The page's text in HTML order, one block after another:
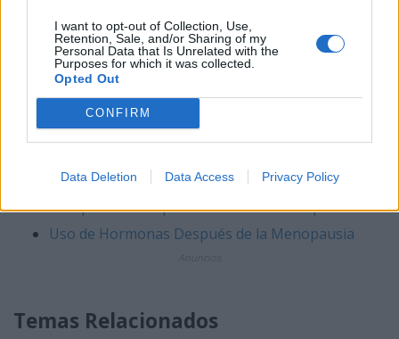
I want to opt-out of Collection, Use,
Retention, Sale, and/or Sharing of my
Personal Data that Is Unrelated with the
Purposes for which it was collected.
Opted Out
CONFIRM
Data Deletion Data Access Privacy Policy
Artículos relacionados
Menstruación y el Ciclo Menstrual
La Menopausia, Generalidades
Menopausia, Síntomas Principales
Osteoporosis
La Menopausia y las Hormonas
Terapia de Reemplazo Hormonal Menopáusica
Uso de Hormonas Después de la Menopausia
Temas Relacionados